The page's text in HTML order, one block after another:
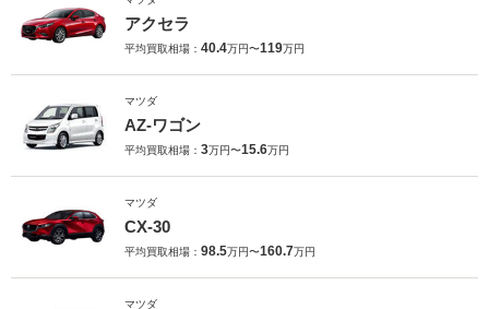
アクセラ
平均買取相場： 40.4万円〜119万円
マツダ
AZ-ワゴン
平均買取相場： 3万円〜15.6万円
マツダ
CX-30
平均買取相場： 98.5万円〜160.7万円
マツダ